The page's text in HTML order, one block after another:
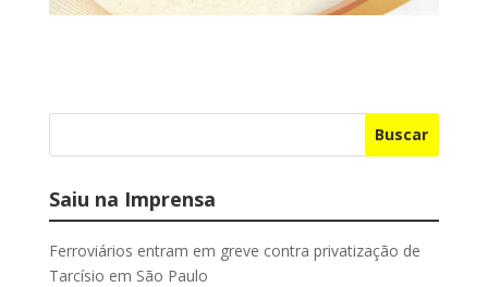
Buscar
Saiu na Imprensa
Ferroviários entram em greve contra privatização de
Tarcísio em São Paulo